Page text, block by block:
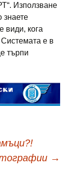
Използване
знаете
види, кога
Системата е в
търпи
→